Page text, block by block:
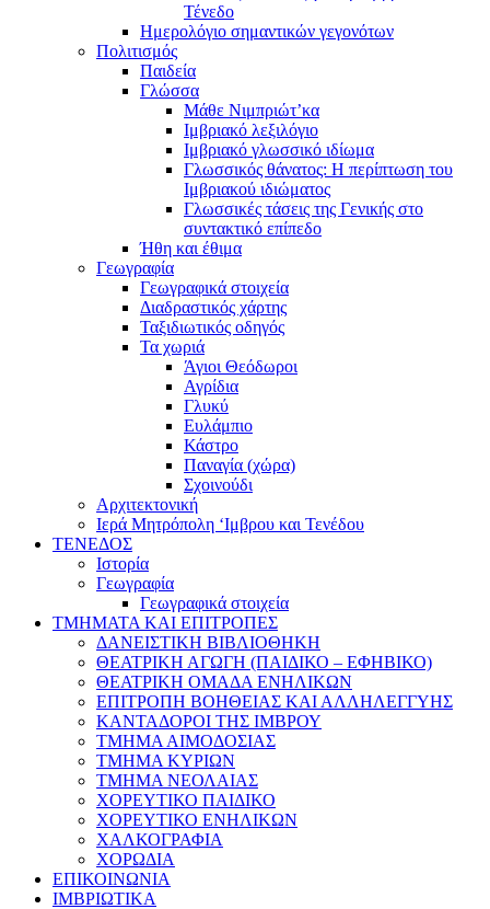
Τένεδο
Ημερολόγιο σημαντικών γεγονότων
Πολιτισμός
Παιδεία
Γλώσσα
Μάθε Νιμπριώτ’κα
Ιμβριακό λεξιλόγιο
Ιμβριακό γλωσσικό ιδίωμα
Γλωσσικός θάνατος: Η περίπτωση του
Ιμβριακού ιδιώματος
Γλωσσικές τάσεις της Γενικής στο
συντακτικό επίπεδο
Ήθη και έθιμα
Γεωγραφία
Γεωγραφικά στοιχεία
Διαδραστικός χάρτης
Ταξιδιωτικός οδηγός
Τα χωριά
Άγιοι Θεόδωροι
Αγρίδια
Γλυκύ
Ευλάμπιο
Κάστρο
Παναγία (χώρα)
Σχοινούδι
Αρχιτεκτονική
Ιερά Μητρόπολη ‘Ιμβρου και Τενέδου
ΤΕΝΕΔΟΣ
Ιστορία
Γεωγραφία
Γεωγραφικά στοιχεία
ΤΜΗΜΑΤΑ ΚΑΙ ΕΠΙΤΡΟΠΕΣ
ΔΑΝΕΙΣΤΙΚΗ ΒΙΒΛΙΟΘΗΚΗ
ΘΕΑΤΡΙΚΗ ΑΓΩΓΗ (ΠΑΙΔΙΚΟ – ΕΦΗΒΙΚΟ)
ΘΕΑΤΡΙΚΗ ΟΜΑΔΑ ΕΝΗΛΙΚΩΝ
ΕΠΙΤΡΟΠΗ ΒΟΗΘΕΙΑΣ ΚΑΙ ΑΛΛΗΛΕΓΓΥΗΣ
ΚΑΝΤΑΔΟΡΟΙ ΤΗΣ ΙΜΒΡΟΥ
ΤΜΗΜΑ ΑΙΜΟΔΟΣΙΑΣ
ΤΜΗΜΑ ΚΥΡΙΩΝ
ΤΜΗΜΑ ΝΕΟΛΑΙΑΣ
ΧΟΡΕΥΤΙΚΟ ΠΑΙΔΙΚΟ
ΧΟΡΕΥΤΙΚΟ ΕΝΗΛΙΚΩΝ
ΧΑΛΚΟΓΡΑΦΙΑ
ΧΟΡΩΔΙΑ
ΕΠΙΚΟΙΝΩΝΙΑ
ΙΜΒΡΙΩΤΙΚΑ